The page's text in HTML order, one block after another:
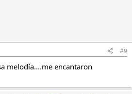
#9
melodía....me encantaron